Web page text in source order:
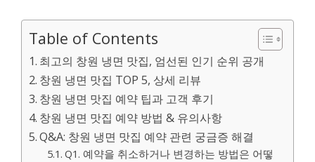
Table of Contents
최고의 창원 냉면 맛집, 엄선된 인기 순위 공개
창원 냉면 맛집 TOP 5, 상세 리뷰
창원 냉면 맛집 예약 팁과 고객 후기
창원 냉면 맛집 예약 방법 & 유의사항
Q&A: 창원 냉면 맛집 예약 관련 궁금증 해결
Q1. 예약을 취소하거나 변경하는 방법은 어떻